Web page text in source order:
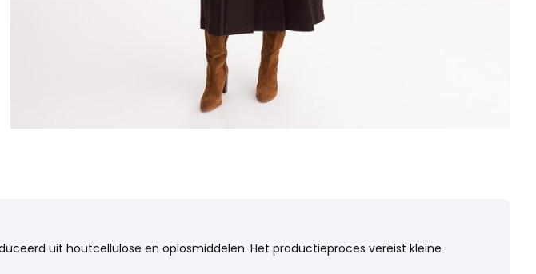
uit houtcellulose en oplosmiddelen. Het productieproces vereist kleine